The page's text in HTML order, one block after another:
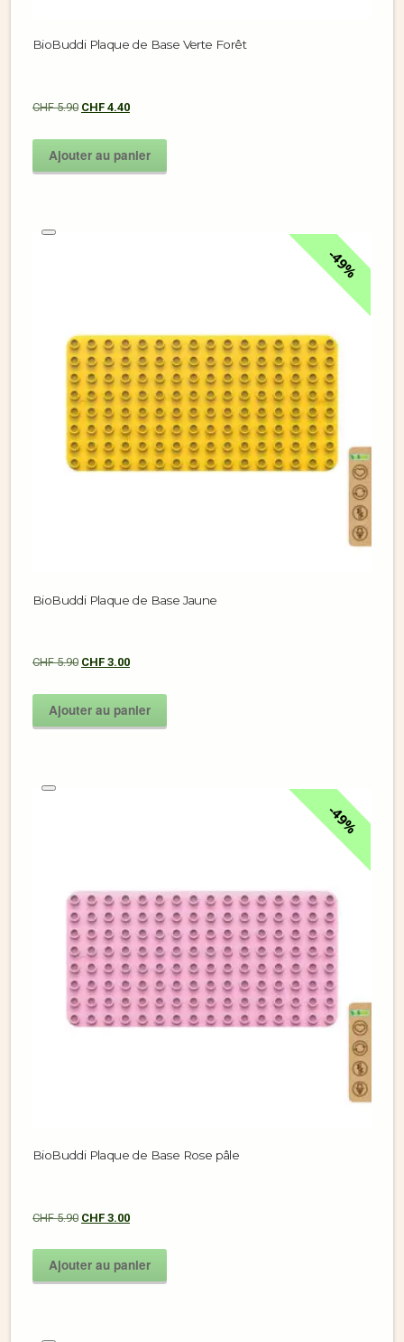
BioBuddi Plaque de Base Verte Forêt
CHF5.90 CHF 4.40
Ajouter au panier
49%
BioBuddi Plaque de Base Jaune
CHF5.90 CHF 3.00
Ajouter au panier
49%
BioBuddi Plaque de Base Rose pâle
CHF5.90 CHF 3.00
Ajouter au panier